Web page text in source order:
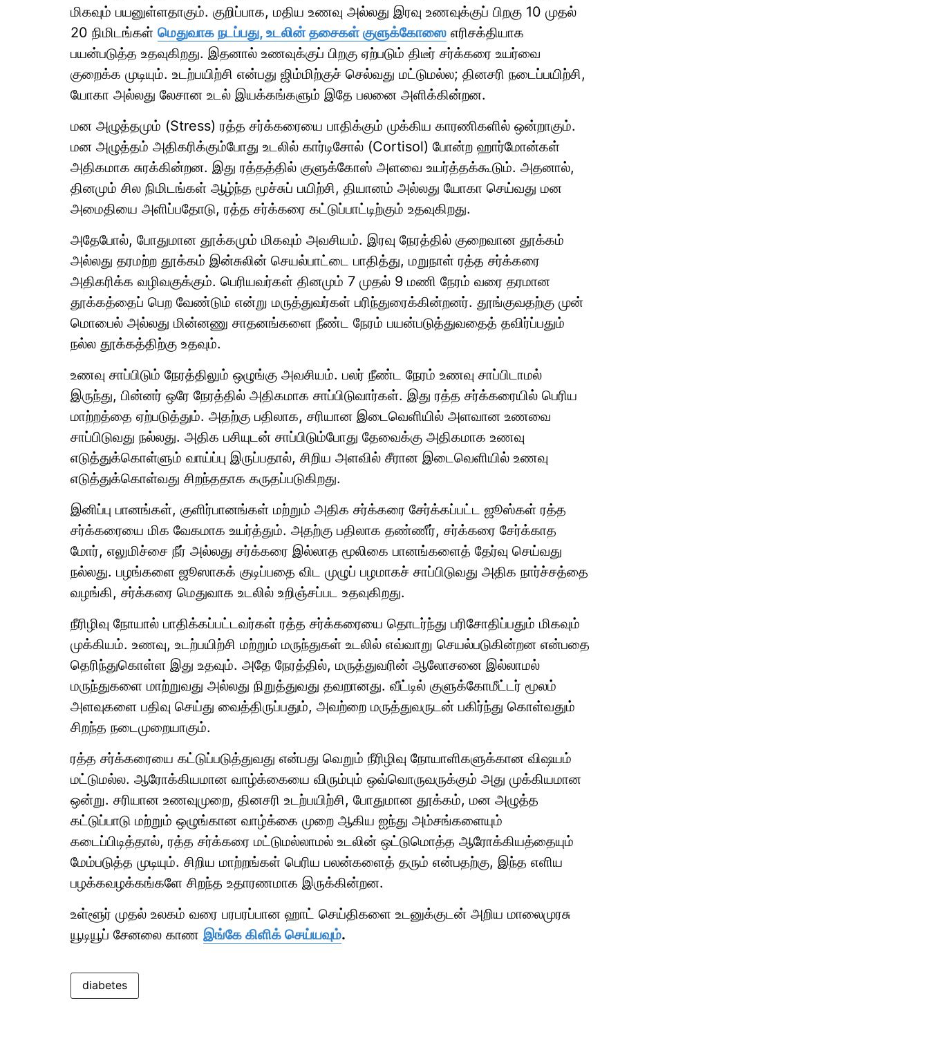
மிகவும் பயனுள்ளதாகும். குறிப்பாக, மதிய உணவு அல்லது இரவு உணவுக்குப் பிறகு 10 முதல்
20 நிமிடங்கள் மெதுவாக நடப்பது, உடலின் தசைகள் குளுக்கோஸை எரிசக்தியாக
பயன்படுத்த உதவுகிறது. இதனால் உணவுக்குப் பிறகு ஏற்படும் திடீர் சர்க்கரை உயர்வை
குறைக்க முடியும். உடற்பயிற்சி என்பது ஜிம்மிற்குச் செல்வது மட்டுமல்ல; தினசரி நடைப்பயிற்சி,
யோகா அல்லது லேசான உடல் இயக்கங்களும் இதே பலனை அளிக்கின்றன.
மன அழுத்தமும் (Stress) ரத்த சர்க்கரையை பாதிக்கும் முக்கிய காரணிகளில் ஒன்றாகும்.
மன அழுத்தம் அதிகரிக்கும்போது உடலில் கார்டிசோல் (Cortisol) போன்ற ஹார்மோன்கள்
அதிகமாக சுரக்கின்றன. இது ரத்தத்தில் குளுக்கோஸ் அளவை உயர்த்தக்கூடும். அதனால்,
தினமும் சில நிமிடங்கள் ஆழ்ந்த மூச்சுப் பயிற்சி, தியானம் அல்லது யோகா செய்வது மன
அமைதியை அளிப்பதோடு, ரத்த சர்க்கரை கட்டுப்பாட்டிற்கும் உதவுகிறது.
அதேபோல், போதுமான தூக்கமும் மிகவும் அவசியம். இரவு நேரத்தில் குறைவான தூக்கம்
அல்லது தரமற்ற தூக்கம் இன்சுலின் செயல்பாட்டை பாதித்து, மறுநாள் ரத்த சர்க்கரை
அதிகரிக்க வழிவகுக்கும். பெரியவர்கள் தினமும் 7 முதல் 9 மணி நேரம் வரை தரமான
தூக்கத்தைப் பெற வேண்டும் என்று மருத்துவர்கள் பரிந்துரைக்கின்றனர். தூங்குவதற்கு முன்
மொபைல் அல்லது மின்னணு சாதனங்களை நீண்ட நேரம் பயன்படுத்துவதைத் தவிர்ப்பதும்
நல்ல தூக்கத்திற்கு உதவும்.
உணவு சாப்பிடும் நேரத்திலும் ஒழுங்கு அவசியம். பலர் நீண்ட நேரம் உணவு சாப்பிடாமல்
இருந்து, பின்னர் ஒரே நேரத்தில் அதிகமாக சாப்பிடுவார்கள். இது ரத்த சர்க்கரையில் பெரிய
மாற்றத்தை ஏற்படுத்தும். அதற்கு பதிலாக, சரியான இடைவெளியில் அளவான உணவை
சாப்பிடுவது நல்லது. அதிக பசியுடன் சாப்பிடும்போது தேவைக்கு அதிகமாக உணவு
எடுத்துக்கொள்ளும் வாய்ப்பு இருப்பதால், சிறிய அளவில் சீரான இடைவெளியில் உணவு
எடுத்துக்கொள்வது சிறந்ததாக கருதப்படுகிறது.
இனிப்பு பானங்கள், குளிர்பானங்கள் மற்றும் அதிக சர்க்கரை சேர்க்கப்பட்ட ஜூஸ்கள் ரத்த
சர்க்கரையை மிக வேகமாக உயர்த்தும். அதற்கு பதிலாக தண்ணீர், சர்க்கரை சேர்க்காத
மோர், எலுமிச்சை நீர் அல்லது சர்க்கரை இல்லாத மூலிகை பானங்களைத் தேர்வு செய்வது
நல்லது. பழங்களை ஜூஸாகக் குடிப்பதை விட முழுப் பழமாகச் சாப்பிடுவது அதிக நார்ச்சத்தை
வழங்கி, சர்க்கரை மெதுவாக உடலில் உறிஞ்சப்பட உதவுகிறது.
நீரிழிவு நோயால் பாதிக்கப்பட்டவர்கள் ரத்த சர்க்கரையை தொடர்ந்து பரிசோதிப்பதும் மிகவும்
முக்கியம். உணவு, உடற்பயிற்சி மற்றும் மருந்துகள் உடலில் எவ்வாறு செயல்படுகின்றன என்பதை
தெரிந்துகொள்ள இது உதவும். அதே நேரத்தில், மருத்துவரின் ஆலோசனை இல்லாமல்
மருந்துகளை மாற்றுவது அல்லது நிறுத்துவது தவறானது. வீட்டில் குளுக்கோமீட்டர் மூலம்
அளவுகளை பதிவு செய்து வைத்திருப்பதும், அவற்றை மருத்துவருடன் பகிர்ந்து கொள்வதும்
சிறந்த நடைமுறையாகும்.
ரத்த சர்க்கரையை கட்டுப்படுத்துவது என்பது வெறும் நீரிழிவு நோயாளிகளுக்கான விஷயம்
மட்டுமல்ல. ஆரோக்கியமான வாழ்க்கையை விரும்பும் ஒவ்வொருவருக்கும் அது முக்கியமான
ஒன்று. சரியான உணவுமுறை, தினசரி உடற்பயிற்சி, போதுமான தூக்கம், மன அழுத்த
கட்டுப்பாடு மற்றும் ஒழுங்கான வாழ்க்கை முறை ஆகிய ஐந்து அம்சங்களையும்
கடைப்பிடித்தால், ரத்த சர்க்கரை மட்டுமல்லாமல் உடலின் ஒட்டுமொத்த ஆரோக்கியத்தையும்
மேம்படுத்த முடியும். சிறிய மாற்றங்கள் பெரிய பலன்களைத் தரும் என்பதற்கு, இந்த எளிய
பழக்கவழக்கங்களே சிறந்த உதாரணமாக இருக்கின்றன.
உள்ளூர் முதல் உலகம் வரை பரபரப்பான ஹாட் செய்திகளை உடனுக்குடன் அறிய மாலைமுரசு
யூடியூப் சேனலை காண இங்கே கிளிக் செய்யவும்.
diabetes